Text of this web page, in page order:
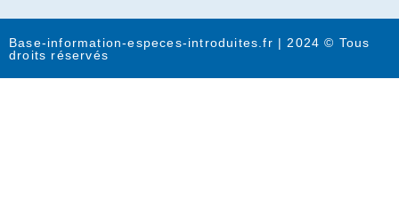
Base-information-especes-introduites.fr | 2024 © Tous
droits réservés